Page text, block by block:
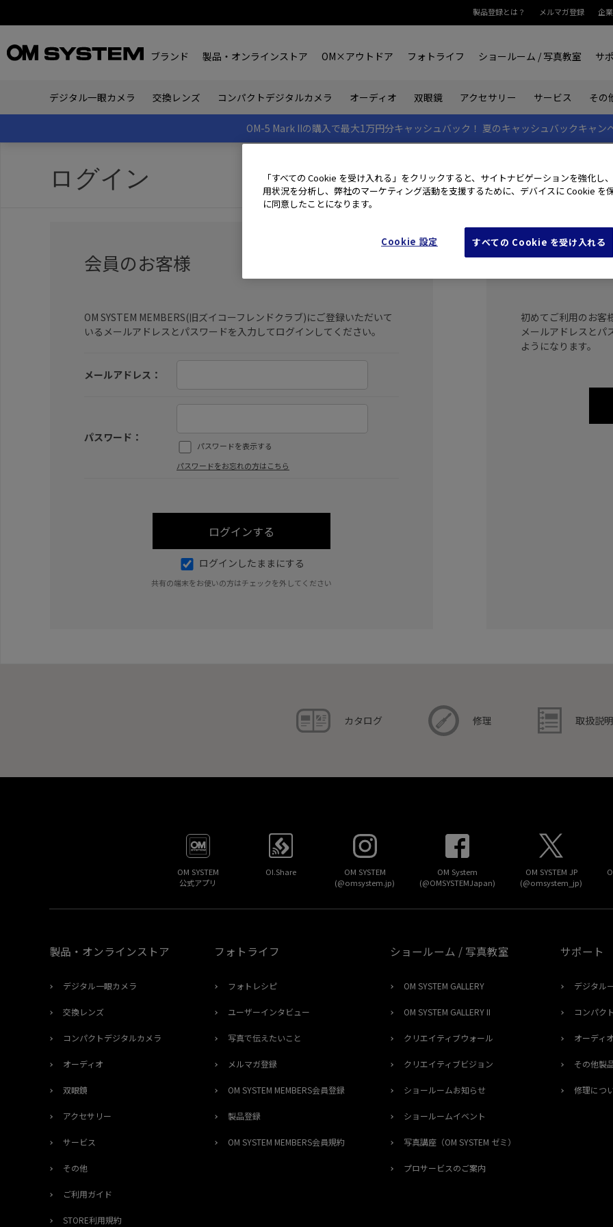
製品登録とは？ メルマガ登録 企
ブランド 製品・オンラインストア OM×アウトドア フォトライフ ショールーム / 写真教室 サ
デジタル一眼カメラ 交換レンズ コンパクトデジタルカメラ オーディオ 双眼鏡 アクセサリー サービス その
OM-5 Mark IIの購入で最大1万円分キャッシュバック！ 夏のキャッシュバックキャン
ログイン
会員のお客様
OM SYSTEM MEMBERS(旧ズイコーフレンドクラブ)にご登録いただいて
いるメールアドレスとパスワードを入力してログインしてください。
メールアドレス：
パスワード：
パスワードを表示する
パスワードをお忘れの方はこちら
ログインしたままにする
共有の端末をお使いの方はチェックを外してください
初めてご
初めてご利用のお客
メールアドレスとパ
ようになります。
カタログ 修理 取扱説
OM SYSTEM
公式アプリ
OI.Share
OM SYSTEM
(@omsystem.jp)
OM System
(@OMSYSTEMJapan)
OM SYSTEM JP
(@omsystem_jp)
製品・オンラインストア
デジタル一眼カメラ
交換レンズ
コンパクトデジタルカメラ
オーディオ
双眼鏡
アクセサリー
サービス
その他
ご利用ガイド
STORE利用規約
フォトライフ
フォトレシピ
ユーザーインタビュー
写真で伝えたいこと
メルマガ登録
OM SYSTEM MEMBERS会員登録
製品登録
OM SYSTEM MEMBERS会員規約
ショールーム / 写真教室
OM SYSTEM GALLERY
OM SYSTEM GALLERY II
クリエイティブウォール
クリエイティブビジョン
ショールームお知らせ
ショールームイベント
写真講座（OM SYSTEM ゼミ）
プロサービスのご案内
サポート
デジタル
コンパク
オーディオ
その他製
修理につ
「すべての Cookie を受け入れる」をクリックすると、サイトナビゲーションを強化し
用状況を分析し、弊社のマーケティング活動を支援するために、デバイスに Cookie を
に同意したことになります。
Cookie 設定 すべての Cookie を受け入れる